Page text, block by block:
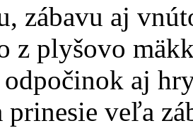
zábavu aj
z plyšovo
odpočinok aj
prinesie veľa